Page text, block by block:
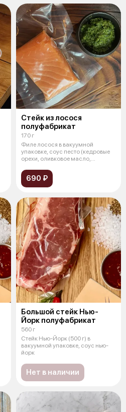
Стейк из лосося
полуфабрикат
170 г
Филе лосося в вакуумной
упаковке, соус песто (кедровые
орехи, оливковое масло,
690 ₽
Большой стейк Нью-
Йорк полуфабрикат
560 г
Стейк Нью-Йорк (500 г) в
вакуумной упаковке, соус нью-
йорк
Нет в наличии